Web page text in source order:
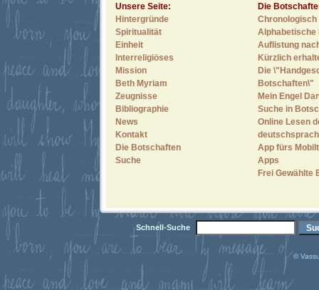
Unsere Seite:
Hintergründe
Spiritualität
Einheit
Interreligiöses
Mission
Beth Myriam
Zeugnisse
Bibliographie
News
Kontakt
Die Botschaften
Suche
Die
Alphabetische
Auflistung
Kürzlich
Die
Botschaften\"
Mein Engel
Suche in
Online Lesen
App fürs
Apps
Frei Gewählte
Schnell-Suche
©